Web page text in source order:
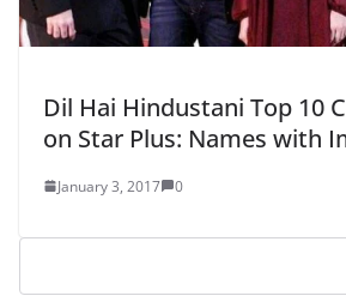
Dil Hai Hindustani Top 10
on Star Plus: Names with
January 3, 2017 0